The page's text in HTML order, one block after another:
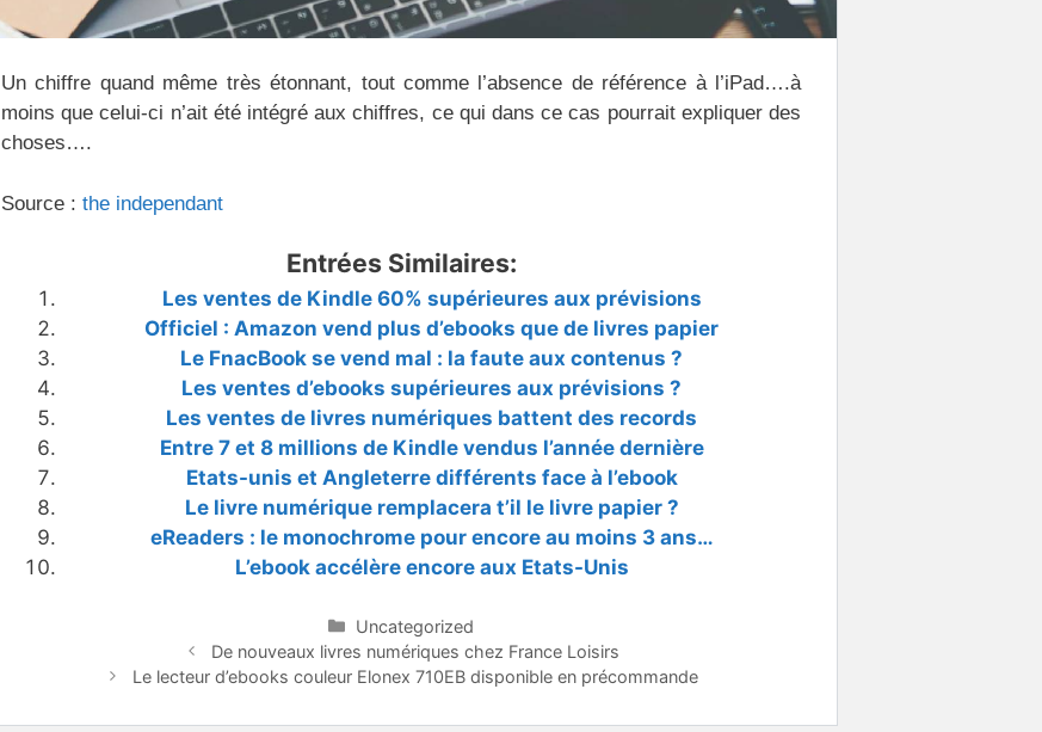
Un chiffre quand même très étonnant, tout comme l’absence de référence à l’iPad….à
moins que celui-ci n’ait été intégré aux chiffres, ce qui dans ce cas pourrait expliquer des
choses….
Source : the independant
Entrées Similaires:
Les ventes de Kindle 60% supérieures aux prévisions
Officiel : Amazon vend plus d’ebooks que de livres papier
Le FnacBook se vend mal : la faute aux contenus ?
Les ventes d’ebooks supérieures aux prévisions ?
Les ventes de livres numériques battent des records
Entre 7 et 8 millions de Kindle vendus l’année dernière
Etats-unis et Angleterre différents face à l’ebook
Le livre numérique remplacera t’il le livre papier ?
eReaders : le monochrome pour encore au moins 3 ans…
L’ebook accélère encore aux Etats-Unis
Catégories
Uncategorized
De nouveaux livres numériques chez France Loisirs
Le lecteur d’ebooks couleur Elonex 710EB disponible en précommande